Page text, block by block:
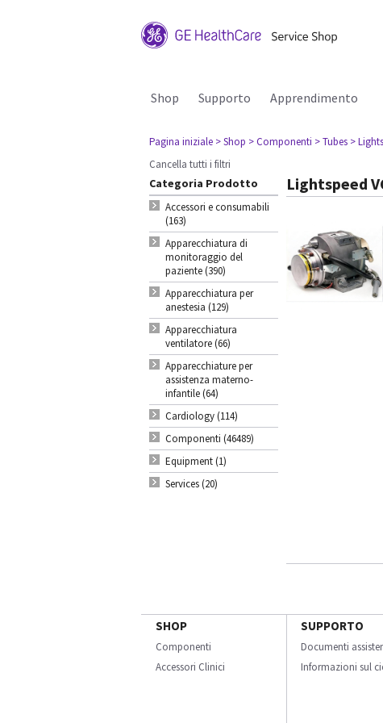
Shop Supporto Apprendimento
Pagina iniziale > Shop > Componenti > Tubes >
Cancella tutti i filtri
Categoria Prodotto
Accessori e consumabili
(163)
Apparecchiatura di
monitoraggio del
paziente (390)
Apparecchiatura per
anestesia (129)
Apparecchiatura
ventilatore (66)
Apparecchiature per
assistenza materno-
infantile (64)
Cardiology (114)
Componenti (46489)
Equipment (1)
Services (20)
Lightspeed
SHOP
Componenti
Accessori Clinici
SUPPORTO
Documenti
Informazioni sul